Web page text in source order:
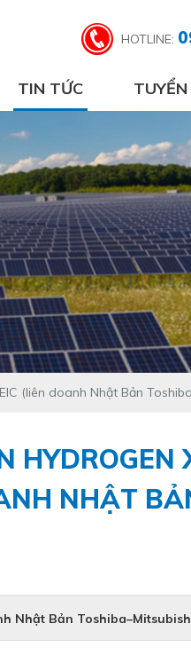
HOTLINE:
TIN TỨC
(liên doanh Nhật Bản
HYDROGEN
NHẬT
Nhật Bản